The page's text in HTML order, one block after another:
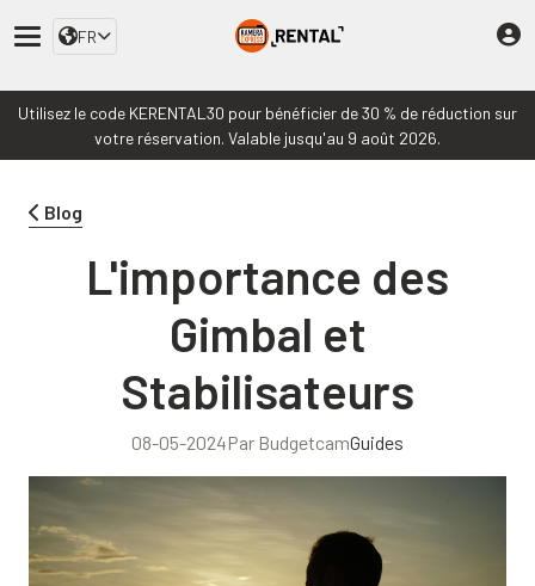
FR
Utilisez le code KERENTAL30 pour bénéficier de 30 % de réduction sur
votre réservation. Valable jusqu'au 9 août 2026.
Blog
L'importance des
Gimbal et
Stabilisateurs
08-05-2024Par BudgetcamGuides